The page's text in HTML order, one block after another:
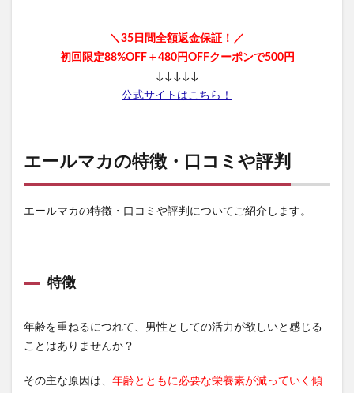
＼35日間全額返金保証！／
初回限定88%OFF＋480円OFFクーポンで500円
↓↓↓↓↓
公式サイトはこちら！
エールマカの特徴・口コミや評判
エールマカの特徴・口コミや評判についてご紹介します。
特徴
年齢を重ねるにつれて、男性としての活力が欲しいと感じる
ことはありませんか？
その主な原因は、 年齢とともに必要な栄養素が減っていく傾